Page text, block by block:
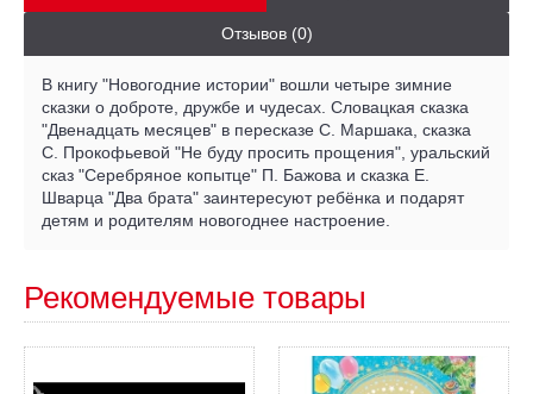
Отзывов (0)
В книгу "Новогодние истории" вошли четыре зимние
сказки о доброте, дружбе и чудесах. Словацкая сказка
"Двенадцать месяцев" в пересказе С. Маршака, сказка
С. Прокофьевой "Не буду просить прощения", уральский
сказ "Серебряное копытце" П. Бажова и сказка Е.
Шварца "Два брата" заинтересуют ребёнка и подарят
детям и родителям новогоднее настроение.
Рекомендуемые товары